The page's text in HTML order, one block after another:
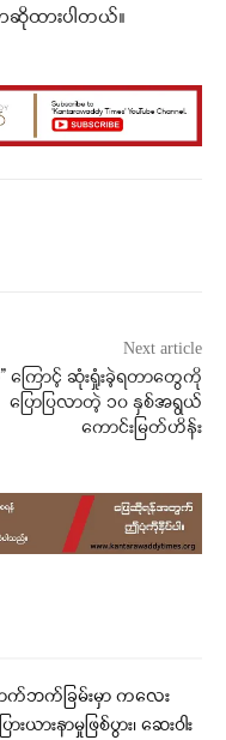
ဆိုထားပါတယ်။
Next article
” ကြောင့် ဆုံးရှုံးခဲ့ရတာတွေကို
ပြောပြလာတဲ့ ၁၀ နှစ်အရွယ်
ကောင်းမြတ်ဟိန်း
ဘက်ခြမ်းမှာ ကလေး
ယားနာမှုဖြစ်ပွား၊ ဆေးဝါး